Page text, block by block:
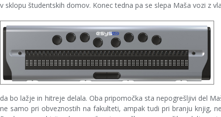
v sklopu študentskih domov. Konec tedna pa se slepa Maša vozi z
da bo lažje in hitreje delala. Oba pripomočka sta nepogrešljivi del
ne samo pri obveznostih na fakulteti, ampak tudi pri branju knjig,